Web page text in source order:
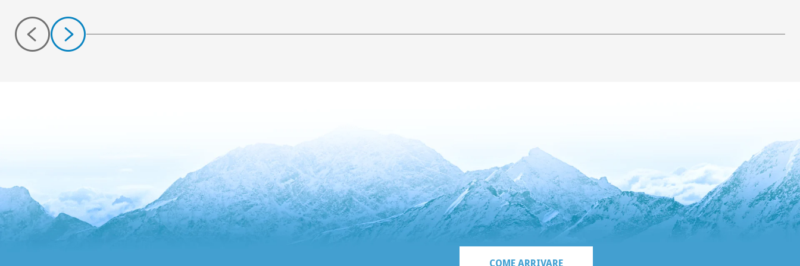
COME ARRIVARE